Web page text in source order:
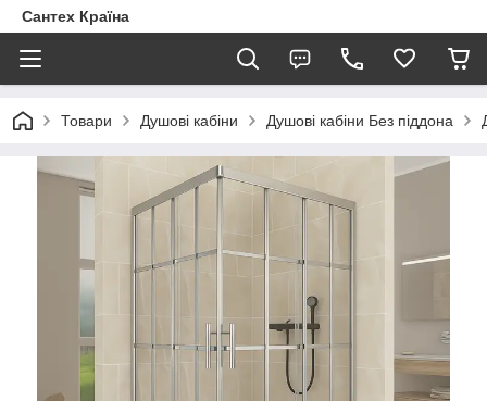
Сантех Країна
Товари Душові кабіни Душові кабіни Без піддона